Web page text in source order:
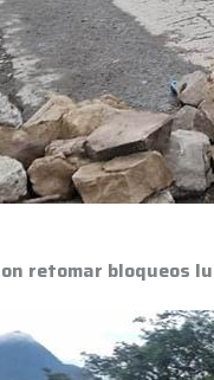
retomar bloqueos